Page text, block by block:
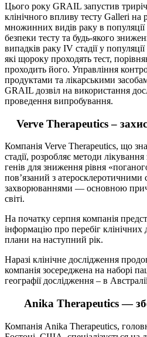
Цього року GRAIL запустив
клінічного впливу тесту Galleri на
множинних видів раку в
безпеки тесту та будь-якого
випадків раку IV стадії у
які щороку проходять тест,
проходить його. Управління
продуктами та лікарськими
GRAIL дозвіл на використання
проведення випробування.
Verve Therapeutics –
Компанія Verve Therapeutics, що
стадії, розробляє методи
генів для зниження рівня
пов’язаний з
захворюваннями — основною
світі.
На початку серпня компанія
інформацію про перебіг клінічних
плани на наступний рік.
Наразі клінічне дослідження
компанія зосереджена на наборі
географії дослідження – в
Anika Therapeutics —
Компанія Anika Therapeutics,